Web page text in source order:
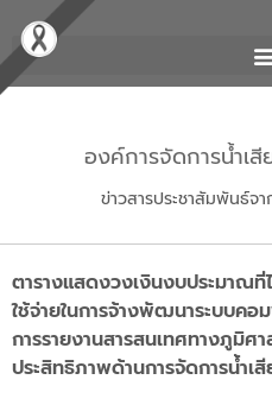
องค์การจัดการน้ำเ
ข่าวสารประชาสัมพันธ์จ
ตารางแสดงวงเงินงบประมาณที่
ใช้จ่ายในการจ้างพัฒนาระบบค
การรายงานสารสนเทศทางภูมิศ
ประสิทธิภาพด้านการจัดการน้ำเ